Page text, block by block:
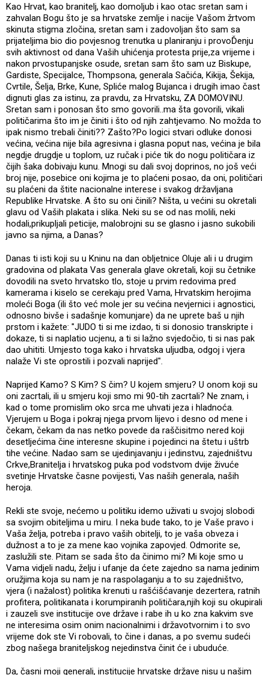
Kao Hrvat, kao branitelj, kao domoljub i kao otac sretan sam i
zahvalan Bogu što je sa hrvatske zemlje i nacije Vašom žrtvom
skinuta stigma zločina, sretan sam i zadovoljan što sam sa
prijateljima bio dio povjesnog trenutka u planiranju i provoĎenju
svih aktivnost od dana Vaših uhićenja protesta prije,za vrijeme i
nakon prvostupanjske osude, sretan sam što sam uz Biskupe,
Gardiste, Specijalce, Thompsona, generala Sačića, Kikija, Šekija,
Cvrtile, Šelja, Brke, Kune, Spliće malog Bujanca i drugih imao čast
dignuti glas za istinu, za pravdu, za Hrvatsku, ZA DOMOVINU.
Sretan sam i ponosan što smo govorili..ma šta govorili, vikali
političarima što im je činiti i što od njih zahtjevamo. No možda to
ipak nismo trebali činiti?? Zašto?Po logici stvari odluke donosi
većina, većina nije bila agresivna i glasna poput nas, većina je bila
negdje drugdje u toplom, uz ručak i piće tik do nogu političara iz
čijih šaka dobivaju kunu. Mnogi su dali svoj doprinos, no još veći
broj nije, posebice oni kojima je to plaćeni posao, da oni, političari
su plaćeni da štite nacionalne interese i svakog državljana
Republike Hrvatske. A što su oni činili? Ništa, u većini su okretali
glavu od Vaših plakata i slika. Neki su se od nas molili, neki
hodali,prikupljali peticije, malobrojni su se glasno i jasno sukobili
javno sa njima, a Danas?
Danas ti isti koji su u Kninu na dan obljetnice Oluje ali i u drugim
gradovina od plakata Vas generala glave okretali, koji su četnike
dovodili na sveto hrvatsko tlo, stoje u prvim redovima pred
kamerama i kiselo se cerekaju pred Vama, Hrvatskim herojima
moleći Boga (ili što već mole jer su većina nevjernici i agnostici,
odnosno bivše i sadašnje komunjare) da ne uprete baš u njih
prstom i kažete: "JUDO ti si me izdao, ti si donosio transkripte i
dokaze, ti si naplatio ucjenu, a ti si lažno svjedočio, ti si nas pak
dao uhititi. Umjesto toga kako i hrvatska uljudba, odgoj i vjera
nalaže Vi ste oprostili i pozvali naprijed".
Naprijed Kamo? S Kim? S čim? U kojem smjeru? U onom koji su
oni zacrtali, ili u smjeru koji smo mi 90-tih zacrtali? Ne znam, i
kad o tome promislim oko srca me uhvati jeza i hladnoća.
Vjerujem u Boga i pokraj njega prvom lijevo i desno od mene i
čekam, čekam da nas netko povede da raščisitmo nered koji
desetljećima čine interesne skupine i pojedinci na štetu i uštrb
tihe većine. Nadao sam se ujedinjavanju i jedinstvu, zajedništvu
Crkve,Branitelja i hrvatskog puka pod vodstvom dvije živuće
svetinje Hrvatske časne povijesti, Vas naših generala, naših
heroja.
Rekli ste svoje, nećemo u politiku idemo uživati u svojoj slobodi
sa svojim obiteljima u miru. I neka bude tako, to je Vaše pravo i
Vaša želja, potreba i pravo vaših obitelji, to je vaša obveza i
dužnost a to je za mene kao vojnika zapovjed. Odmorite se,
zaslužili ste. Pitam se sada što da činimo mi? Mi koje smo u
Vama vidjeli nadu, želju i ufanje da ćete zajedno sa nama jedinim
oružjima koja su nam je na raspolaganju a to su zajedništvo,
vjera (i nažalost) politika krenuti u rašćišćavanje dezertera, ratnih
profitera, politikanata i korumpiranih političara,njih koji su okupirali
i zauzeli sve institucije ove države i rabe ih u ko zna kakvim sve
ne interesima osim onim nacionalnimi i državotvornim i to svo
vrijeme dok ste Vi robovali, to čine i danas, a po svemu sudeći
zbog našega braniteljskog nejedinstva činit će i ubuduće.
Da, časni moji generali, institucije hrvatske države nisu u našim